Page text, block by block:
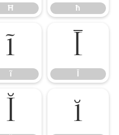
Ħ ħ
ĩ
ĩ
Ī
Ĭ ĭ